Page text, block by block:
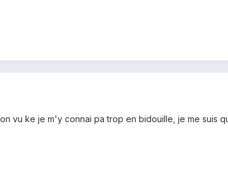
vu ke je m'y connai pa trop en bidouille, je me suis